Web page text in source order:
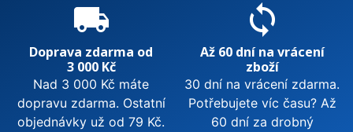
local_shipping
Doprava zdarma od
3 000 Kč
Nad 3 000 Kč máte
dopravu zdarma. Ostatní
objednávky už od 79 Kč.
sync
Až 60 dní na vrácení
zboží
30 dní na vrácení zdarma.
Potřebujete víc času? Až
60 dní za drobný